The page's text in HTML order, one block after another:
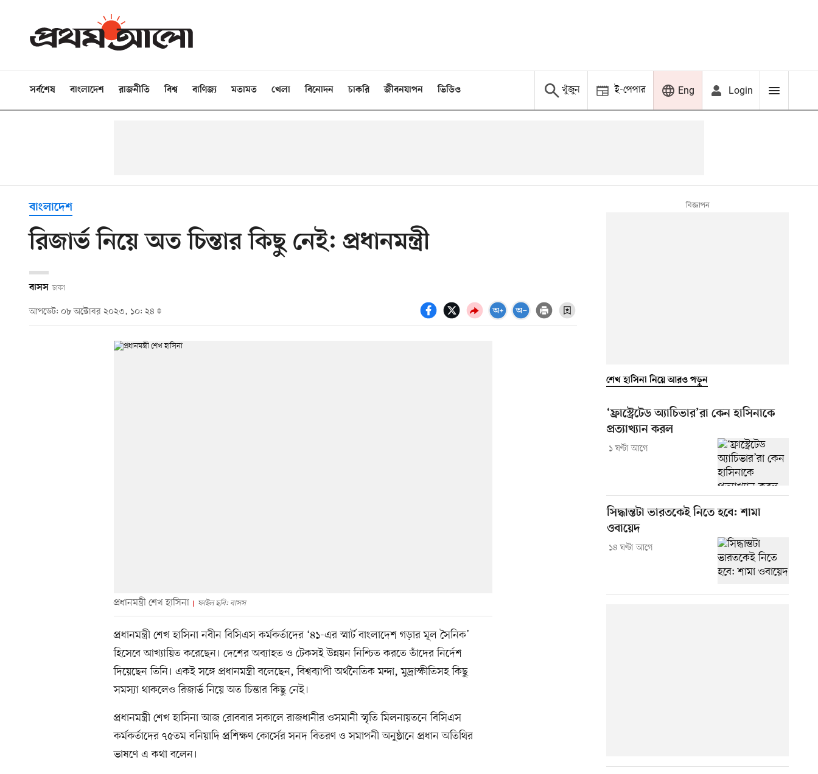
সর্বশেষ বাংলাদেশ রাজনীতি বিশ্ব বাণিজ্য মতামত খেলা বিনোদন চাকরি জীবনযাপন ভিডিও খুঁজুন ই-পেপার Eng Login
বাংলাদেশ
রিজার্ভ নিয়ে অত চিন্তার কিছু নেই: প্রধানমন্ত্রী
বাসস ঢাকা
আপডেট: ০৮ অক্টোবর ২০২৩, ১০: ২৪
প্রধানমন্ত্রী শেখ হাসিনা ফাইল ছবি: বাসস
প্রধানমন্ত্রী শেখ হাসিনা নবীন বিসিএস কর্মকর্তাদের ‘৪১-এর স্মার্ট বাংলাদেশ গড়ার মূল সৈনিক’
হিসেবে আখ্যায়িত করেছেন। দেশের অব্যাহত ও টেকসই উন্নয়ন নিশ্চিত করতে তাঁদের নির্দেশ
দিয়েছেন তিনি। একই সঙ্গে প্রধানমন্ত্রী বলেছেন, বিশ্বব্যাপী অর্থনৈতিক মন্দা, মুদ্রাস্ফীতিসহ কিছু
সমস্যা থাকলেও রিজার্ভ নিয়ে অত চিন্তার কিছু নেই।
প্রধানমন্ত্রী শেখ হাসিনা আজ রোববার সকালে রাজধানীর ওসমানী স্মৃতি মিলনায়তনে বিসিএস
কর্মকর্তাদের ৭৫তম বনিয়াদি প্রশিক্ষণ কোর্সের সনদ বিতরণ ও সমাপনী অনুষ্ঠানে প্রধান অতিথির
ভাষণে এ কথা বলেন।
শেখ হাসিনা নিয়ে আরও পড়ুন
‘ফ্রাস্ট্রেটেড অ্যাচিভার’রা কেন হাসিনাকে
প্রত্যাখ্যান করল
১ ঘণ্টা আগে
সিদ্ধান্তটা ভারতকেই নিতে হবে: শামা
ওবায়েদ
১৪ ঘণ্টা আগে